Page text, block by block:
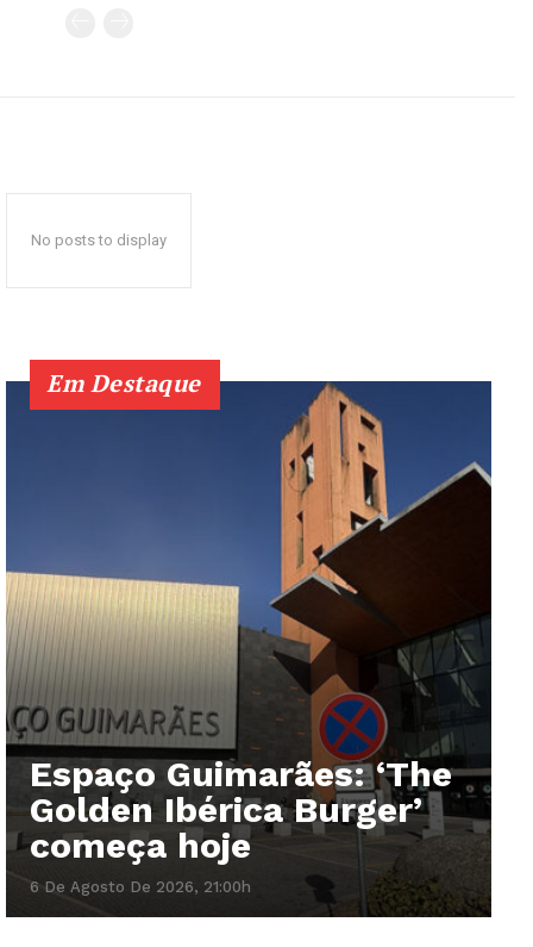
No posts to display
Em Destaque
Espaço Guimarães: ‘The
Golden Ibérica Burger’
começa hoje
6 De Agosto De 2026, 21:00h